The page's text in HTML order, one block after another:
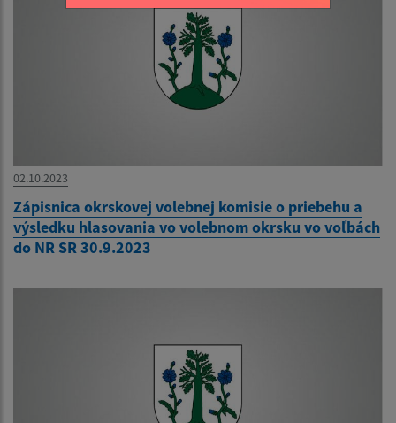
02.10.2023
Zápisnica okrskovej volebnej komisie o priebehu a
výsledku hlasovania vo volebnom okrsku vo voľbách
do NR SR 30.9.2023